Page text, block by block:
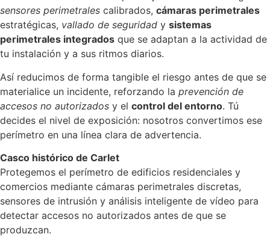
sensores perimetrales calibrados, cámaras perimetrales
estratégicas, vallado de seguridad y sistemas
perimetrales integrados que se adaptan a la actividad de
tu instalación y a sus ritmos diarios.
Así reducimos de forma tangible el riesgo antes de que se
materialice un incidente, reforzando la prevención de
accesos no autorizados y el control del entorno. Tú
decides el nivel de exposición: nosotros convertimos ese
perímetro en una línea clara de advertencia.
Casco histórico de Carlet
Protegemos el perímetro de edificios residenciales y
comercios mediante cámaras perimetrales discretas,
sensores de intrusión y análisis inteligente de vídeo para
detectar accesos no autorizados antes de que se
produzcan.